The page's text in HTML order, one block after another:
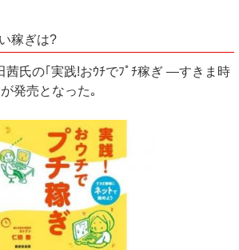
稼ぎは?
茜氏の｢実践!おｳﾁでﾌﾟﾁ稼ぎ ―すきま時
発売となった｡